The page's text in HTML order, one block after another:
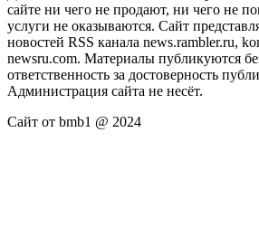
сайте ни чего не продают, ни чего не
услуги не оказываются. Сайт
новостей RSS канала news.rambler.ru,
newsru.com. Материалы публикуются
ответственность за достоверность
Администрация сайта не несёт.
Сайт от bmb1 @ 2024